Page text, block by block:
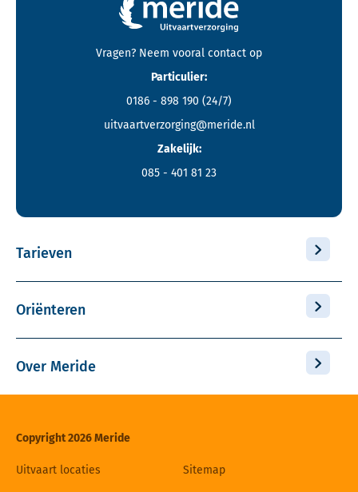
Contactgegevens en footer menu van Meride
Vragen? Neem vooral contact op
Particulier:
0186 - 898 190 (24/7)
uitvaartverzorging@meride.nl
Zakelijk:
085 - 401 81 23
Tarieven
Oriënteren
Over Meride
Copyright 2026 Meride
Uitvaart locaties Sitemap